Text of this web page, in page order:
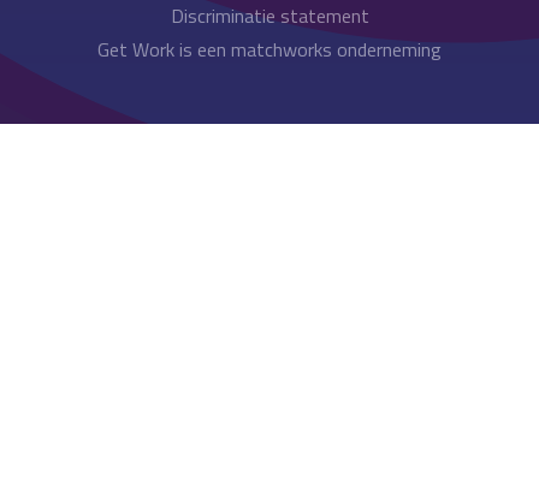
Discriminatie statement
Get Work is een matchworks onderneming